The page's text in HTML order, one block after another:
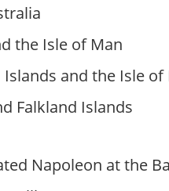
the Isle of Man
Islands and the Isle of
Falkland Islands
Napoleon at the